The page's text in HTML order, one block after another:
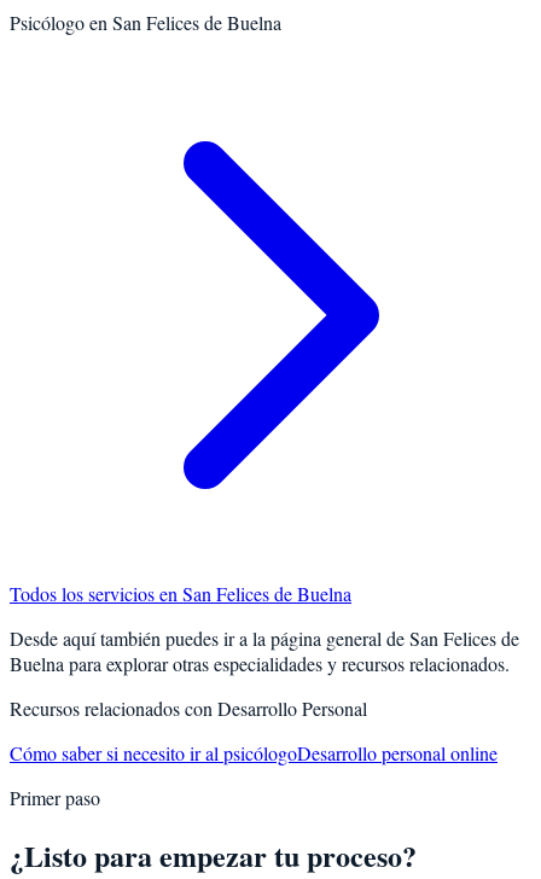
Psicólogo en San Felices de Buelna
Todos los servicios en San Felices de Buelna
Desde aquí también puedes ir a la página general deSan Felices de
Buelna para explorar otras especialidades y recursos relacionados.
Recursos relacionados con Desarrollo Personal
Cómo saber si necesito ir al psicólogoDesarrollo personal online
Primer paso
¿Listo para empezar tu proceso?